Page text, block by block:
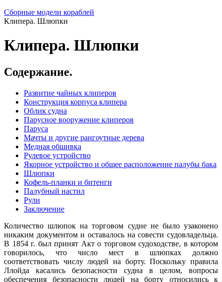
Сборные модели кораблей
Клипера. Шлюпки
Клипера. Шлюпки
Содержание.
Развитие чайных клиперов
Конструкция корпуса клипера
Облик судна
Парусное вооружение клиперов
Паруса
Мачты и другие рангоутные дерева
Медная обшивка
Рулевое устройство
Якорное устройство и общее расположение палубы бака
Шлюпки
Кофель-планки и битенги
Палубный настил
Рули
Заключение
Количество шлюпок на торговом судне не было узаконено
никаким документом и оставалось на совести судовладельца.
В 1854 г. был принят Акт о торговом судоходстве, в котором
говорилось, что число мест в шлюпках должно
соответствовать числу людей на борту. Поскольку правила
Ллойда касались безопасности судна в целом, вопросы
обеспечения безопасности людей на борту относились к